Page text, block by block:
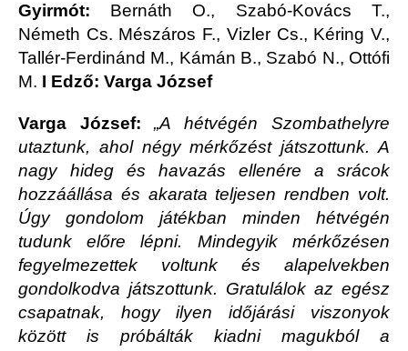
Gyirmót: Bernáth O., Szabó-Kovács T.,
Németh Cs. Mészáros F., Vizler Cs., Kéring V.,
Tallér-Ferdinánd M., Kámán B., Szabó N., Ottófi
M. I Edző: Varga József
Varga József: „A hétvégén Szombathelyre
utaztunk, ahol négy mérkőzést játszottunk. A
nagy hideg és havazás ellenére a srácok
hozzáállása és akarata teljesen rendben volt.
Úgy gondolom játékban minden hétvégén
tudunk előre lépni. Mindegyik mérkőzésen
fegyelmezettek voltunk és alapelvekben
gondolkodva játszottunk. Gratulálok az egész
csapatnak, hogy ilyen időjárási viszonyok
között is próbálták kiadni magukból a